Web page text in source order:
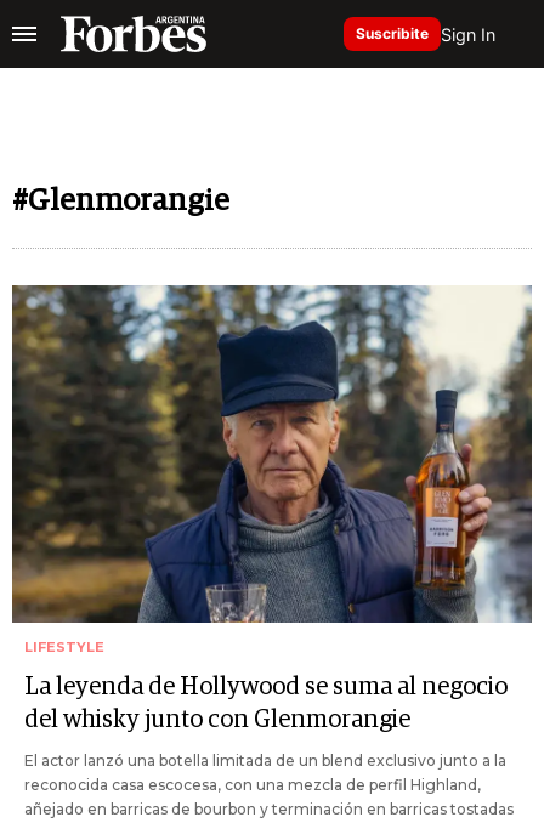
Suscribite Sign In
#Glenmorangie
LIFESTYLE
La leyenda de Hollywood se suma al negocio
del whisky junto con Glenmorangie
El actor lanzó una botella limitada de un blend exclusivo junto a la
reconocida casa escocesa, con una mezcla de perfil Highland,
añejado en barricas de bourbon y terminación en barricas tostadas